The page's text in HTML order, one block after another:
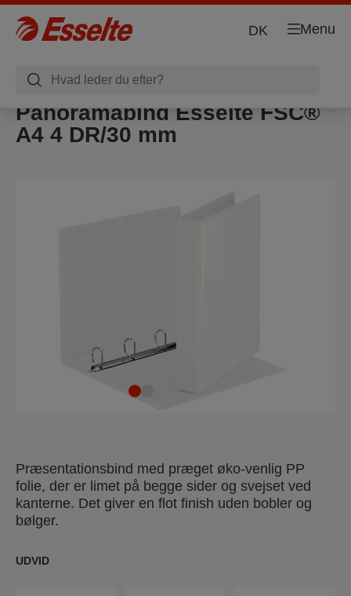
Menu
DK
Panoramabind Esselte FSC®
A4 4 DR/30 mm
Præsentationsbind med præget øko-venlig PP
folie, der er limet på begge sider og svejset ved
kanterne. Det giver en flot finish uden bobler og
bølger.
UDVID